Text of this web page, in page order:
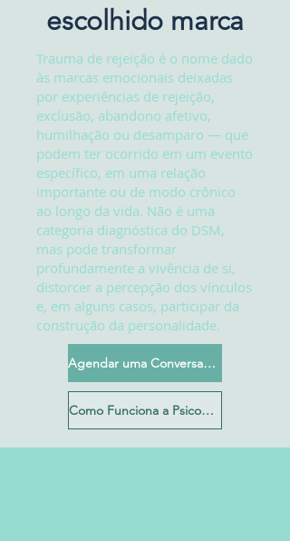
escolhido marca
Trauma de rejeição é o nome dado
às marcas emocionais deixadas
por experiências de rejeição,
exclusão, abandono afetivo,
humilhação ou desamparo — que
podem ter ocorrido em um evento
específico, em uma relação
importante ou de modo crônico
ao longo da vida. Não é uma
categoria diagnóstica do DSM,
mas pode transformar
profundamente a vivência de si,
distorcer a percepção dos vínculos
e, em alguns casos, participar da
construção da personalidade.
Agendar uma Conversa Inicial
Como Funciona a Psicoterapia?